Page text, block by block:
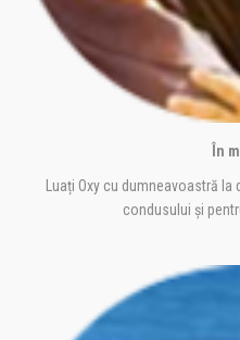
În
Luați Oxy cu dumneavoastră
condusului și